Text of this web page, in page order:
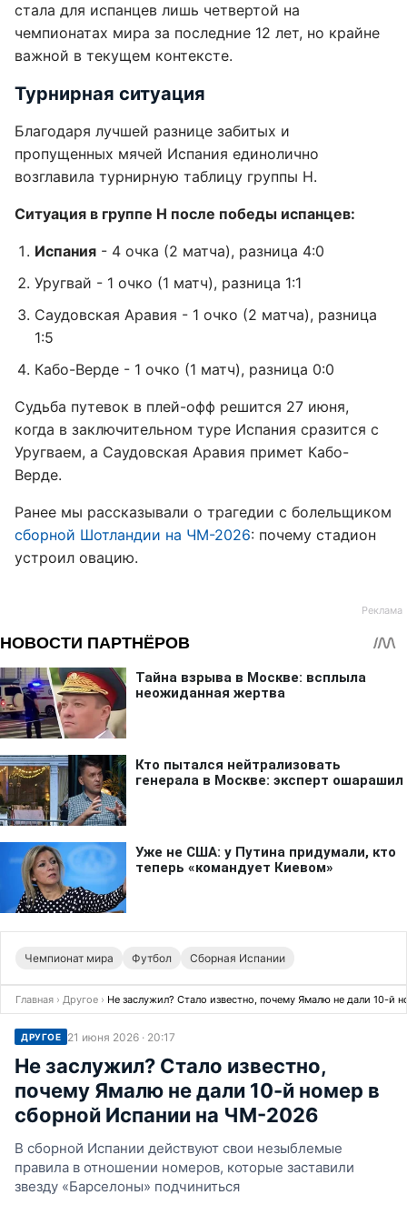
стала для испанцев лишь четвертой на
чемпионатах мира за последние 12 лет, но крайне
важной в текущем контексте.
Турнирная ситуация
Благодаря лучшей разнице забитых и
пропущенных мячей Испания единолично
возглавила турнирную таблицу группы H.
Ситуация в группе H после победы испанцев:
Испания - 4 очка (2 матча), разница 4:0
Уругвай - 1 очко (1 матч), разница 1:1
Саудовская Аравия - 1 очко (2 матча), разница
1:5
Кабо-Верде - 1 очко (1 матч), разница 0:0
Судьба путевок в плей-офф решится 27 июня,
когда в заключительном туре Испания сразится с
Уругваем, а Саудовская Аравия примет Кабо-
Верде.
Ранее мы рассказывали о трагедии с болельщиком
сборной Шотландии на ЧМ-2026: почему стадион
устроил овацию.
Чемпионат мира Футбол Сборная Испании
Главная › Другое › Не заслужил? Стало известно, почему Ямалю не дали 10-й
ДРУГОЕ 21 июня 2026 · 20:17
Не заслужил? Стало известно,
почему Ямалю не дали 10-й номер в
сборной Испании на ЧМ-2026
В сборной Испании действуют свои незыблемые
правила в отношении номеров, которые заставили
звезду «Барселоны» подчиниться